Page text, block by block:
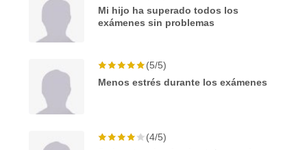
Mi hijo ha superado todos los
exámenes sin problemas
(5/5)
Menos estrés durante los exámenes
(4/5)